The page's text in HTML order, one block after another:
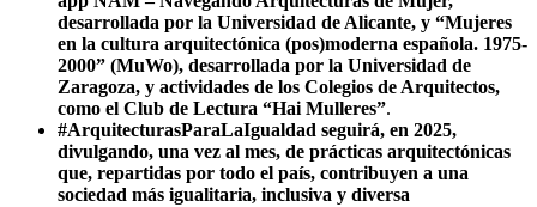
desarrollada por la Universidad de Alicante, y “Mujeres
en la cultura arquitectónica (pos)moderna española. 1975-
2000” (MuWo), desarrollada por la Universidad de
Zaragoza, y actividades de los Colegios de Arquitectos,
como el Club de Lectura “Hai Mulleres”.
#ArquitecturasParaLaIgualdad seguirá, en 2025,
divulgando, una vez al mes, de prácticas arquitectónicas
que, repartidas por todo el país, contribuyen a una
sociedad más igualitaria, inclusiva y diversa